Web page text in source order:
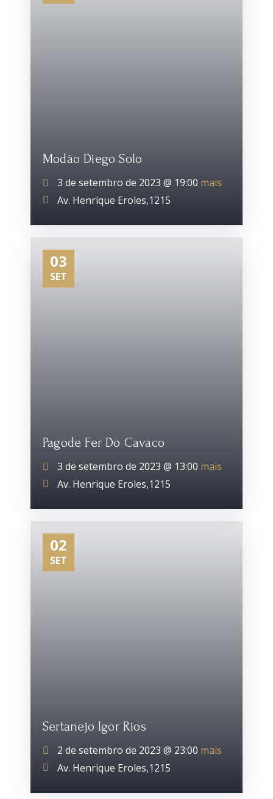
Modão Diego Solo
3 de setembro de 2023 @ 19:00 mais
Av. Henrique Eroles,1215
03
SET
Pagode Fer Do Cavaco
3 de setembro de 2023 @ 13:00 mais
Av. Henrique Eroles,1215
02
SET
Sertanejo Igor Rios
2 de setembro de 2023 @ 23:00 mais
Av. Henrique Eroles,1215